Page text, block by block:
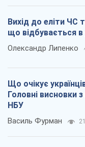
Вихід до еліти ЧС
що відбувається в
Олександр Липенко
Що очікує
Головні висновки
НБУ
Василь Фурман